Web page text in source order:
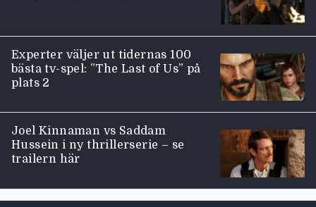
Experter väljer ut tidernas 100
bästa tv-spel: ”The Last of Us” på
plats 2
Joel Kinnaman vs Saddam
Hussein i ny thrillerserie – se
trailern här